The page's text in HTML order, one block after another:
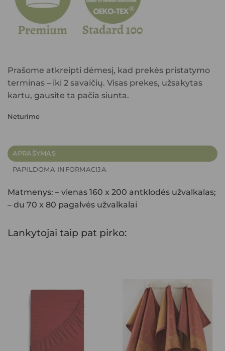
Prašome atkreipti dėmesį, kad prekės pristatymo
terminas – iki 2 savaičių. Visas prekes, užsakytas
kartu, gausite ta pačia siunta.
Neturime
APRAŠYMAS
PAPILDOMA INFORMACIJA
Matmenys: – vienas 160 x 200 antklodės užvalkalas;
– du 70 x 80 pagalvės užvalkalai
Lankytojai taip pat pirko: